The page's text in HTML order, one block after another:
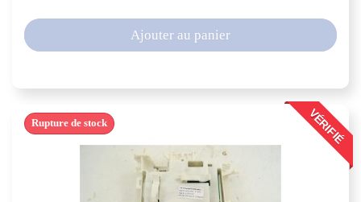
Ajouter au panier
VÉRIFIÉ
Rupture de stock